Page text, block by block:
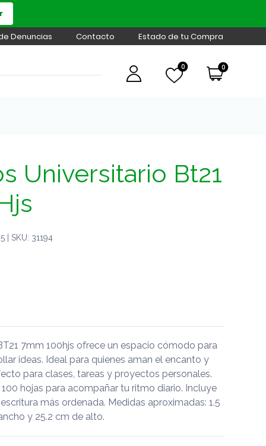
Denuncias Contacto Estado de tu Compra
0 0
Universitario Bt21
| SKU: 31194
7mm 100hjs ofrece un espacio cómodo para
ideas. Ideal para quienes aman el encanto y
para clases, tareas y proyectos personales.
hojas para acompañar tu ritmo diario. Incluye
más ordenada. Medidas aproximadas: 1.5
y 25.2 cm de alto.